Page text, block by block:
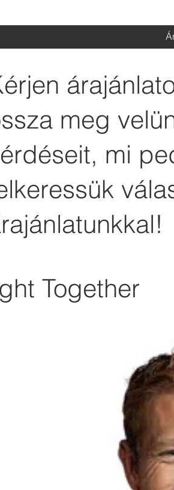
meg
mi
Together